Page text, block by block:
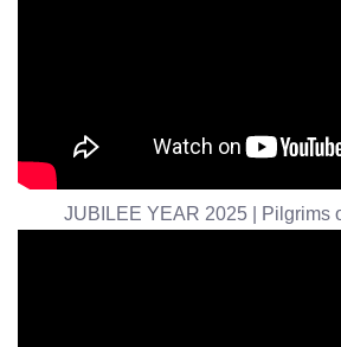
JUBILEE YEAR 2025 | Pilgrims